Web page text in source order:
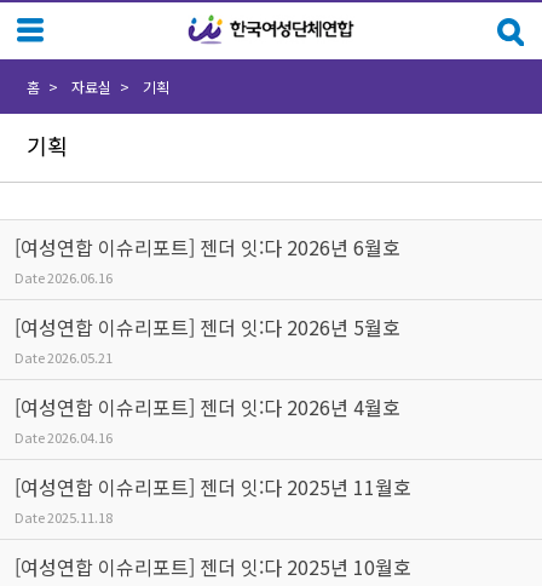
기획
홈 자료실 기획
[여성연합 이슈리포트] 젠더 잇:다 2026년 6월호
Date2026.06.16
[여성연합 이슈리포트] 젠더 잇:다 2026년 5월호
Date2026.05.21
[여성연합 이슈리포트] 젠더 잇:다 2026년 4월호
Date2026.04.16
[여성연합 이슈리포트] 젠더 잇:다 2025년 11월호
Date2025.11.18
[여성연합 이슈리포트] 젠더 잇:다 2025년 10월호